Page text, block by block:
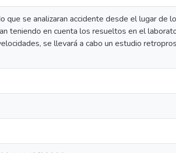
se analizaran accidente desde el lugar de
teniendo en cuenta los resueltos en el
se llevará a cabo un estudio